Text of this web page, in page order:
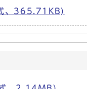
、365.71KB)